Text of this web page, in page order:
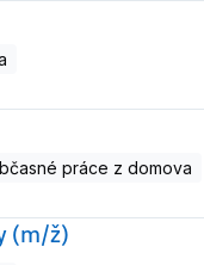
práce z domova
(m/ž)